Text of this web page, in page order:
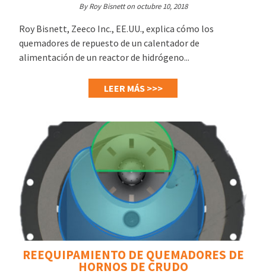
By Roy Bisnett on octubre 10, 2018
Roy Bisnett, Zeeco Inc., EE.UU., explica cómo los
quemadores de repuesto de un calentador de
alimentación de un reactor de hidrógeno...
LEER MÁS >>>
REEQUIPAMIENTO DE QUEMADORES DE
HORNOS DE CRUDO